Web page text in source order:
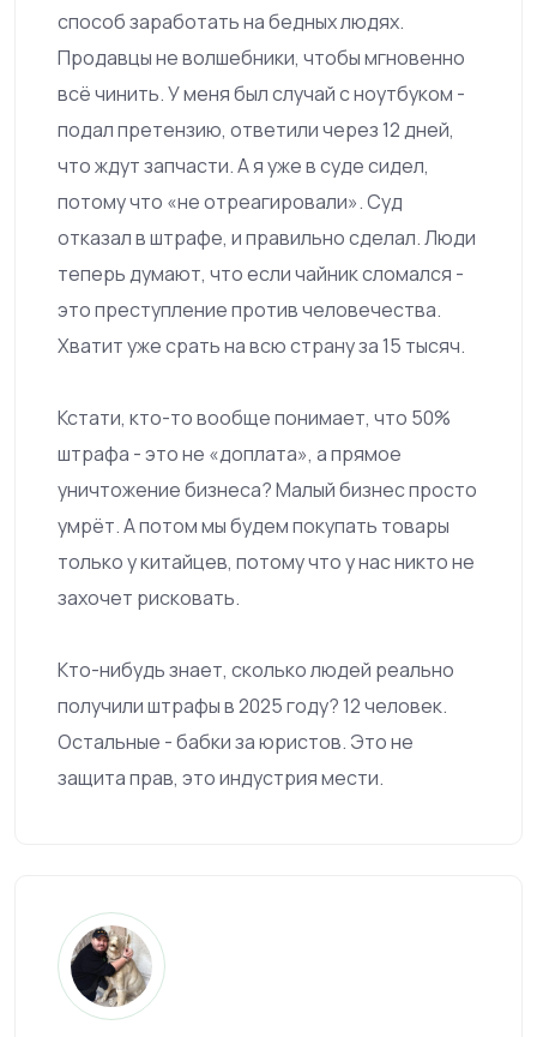
способ заработать на бедных людях.
Продавцы не волшебники, чтобы мгновенно
всё чинить. У меня был случай с ноутбуком -
подал претензию, ответили через 12 дней,
что ждут запчасти. А я уже в суде сидел,
потому что «не отреагировали». Суд
отказал в штрафе, и правильно сделал. Люди
теперь думают, что если чайник сломался -
это преступление против человечества.
Хватит уже срать на всю страну за 15 тысяч.
Кстати, кто-то вообще понимает, что 50%
штрафа - это не «доплата», а прямое
уничтожение бизнеса? Малый бизнес просто
умрёт. А потом мы будем покупать товары
только у китайцев, потому что у нас никто не
захочет рисковать.
Кто-нибудь знает, сколько людей реально
получили штрафы в 2025 году? 12 человек.
Остальные - бабки за юристов. Это не
защита прав, это индустрия мести.